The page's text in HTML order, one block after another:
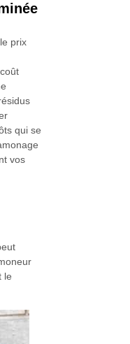
prix
qui se
vos
le